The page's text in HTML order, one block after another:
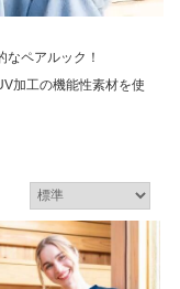
ペアルック！
加工の機能性素材を使